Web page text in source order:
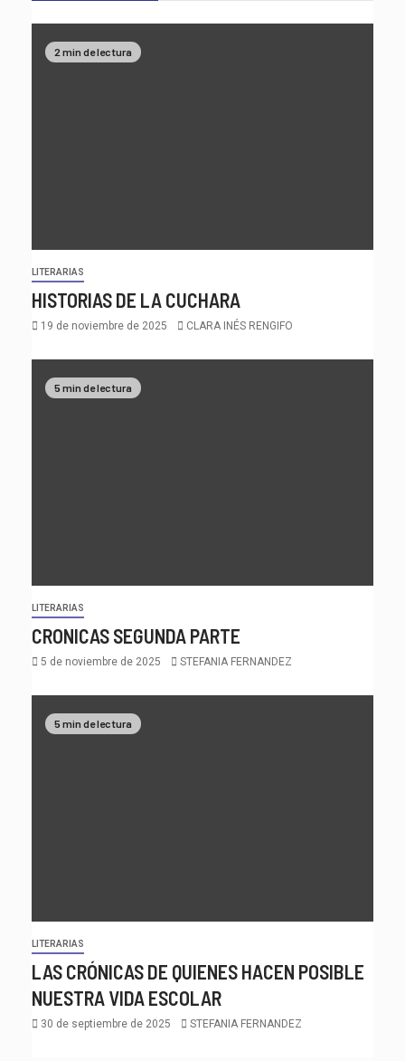
2 min de lectura
LITERARIAS
HISTORIAS DE LA CUCHARA
19 de noviembre de 2025 CLARA INÉS RENGIFO
5 min de lectura
LITERARIAS
CRONICAS SEGUNDA PARTE
5 de noviembre de 2025 STEFANIA FERNANDEZ
5 min de lectura
LITERARIAS
LAS CRÓNICAS DE QUIENES HACEN POSIBLE
NUESTRA VIDA ESCOLAR
30 de septiembre de 2025 STEFANIA FERNANDEZ